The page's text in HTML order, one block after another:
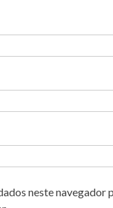
neste navegador